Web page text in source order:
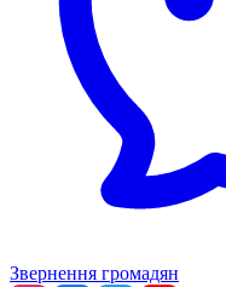
Звернення громадян